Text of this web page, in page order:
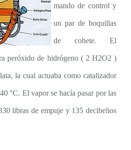
mando de control y
un par de boquillas
de cohete. El
peróxido de hidrógeno ( 2 H2O2 )
la cual actuaba como catalizador
°C. El vapor se hacía pasar por las
libras de empuje y 135 decibelios